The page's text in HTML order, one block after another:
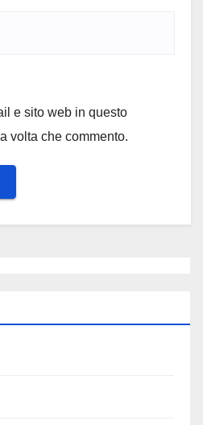
e sito web in questo
volta che commento.